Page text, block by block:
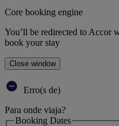
Core booking engine
You’ll be redirected to Accor
book your stay
Close window
Erro(s de)
Para onde viaja?
Booking Dates